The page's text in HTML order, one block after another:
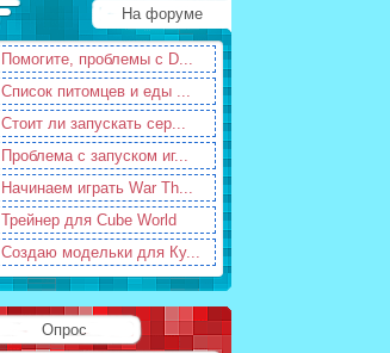
На форуме
Помогите, проблемы с D...
Список питомцев и еды ...
Стоит ли запускать сер...
Проблема с запуском иг...
Начинаем играть War Th...
Трейнер для Cube World
Создаю модельки для Ку...
Опрос